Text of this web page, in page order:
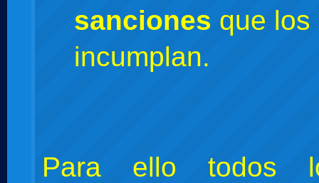
sanciones que los
incumplan.
Para ello todos